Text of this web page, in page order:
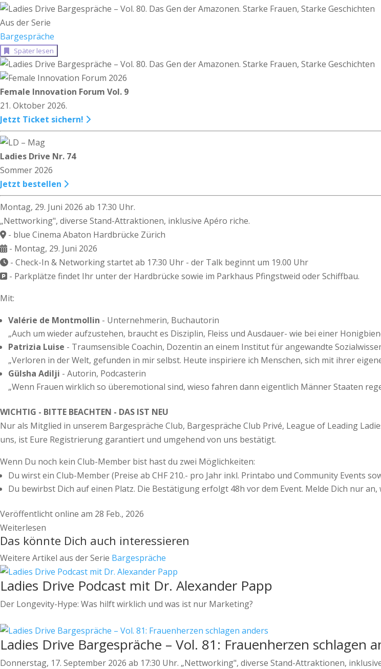
Aus der Serie
Bargespräche
Später lesen
Female Innovation Forum Vol. 9
21. Oktober 2026.
Jetzt Ticket sichern!
Ladies Drive Nr. 74
Sommer 2026
Jetzt bestellen
Montag, 29. Juni 2026 ab 17:30 Uhr.
„Nettworking", diverse Stand-Attraktionen, inklusive Apéro riche.
- blue Cinema Abaton Hardbrücke Zürich
- Montag, 29. Juni 2026
- Check-In & Networking startet ab 17:30 Uhr - der Talk beginnt um 19.00 Uhr
- Parkplätze findet Ihr unter der Hardbrücke sowie im Parkhaus Pfingstweid oder Schiffbau.
Mit:
Valérie de Montmollin - Unternehmerin, Buchautorin
„Auch um wieder aufzustehen, braucht es Disziplin, Fleiss und Ausdauer- wie bei einer
Patrizia Luise - Traumsensible Coachin, Dozentin an einem Institut für angewandte
„Verloren in der Welt, gefunden in mir selbst. Heute inspiriere ich Menschen, sich mit ihrer
Gülsha Adilji - Autorin, Podcasterin
„Wenn Frauen wirklich so überemotional sind, wieso fahren dann eigentlich Männer Staaten
WICHTIG - BITTE BEACHTEN - DAS IST NEU
Nur als Mitglied in unserem Bargespräche Club, Bargespräche Club Privé, League of Leading
uns, ist Eure Registrierung garantiert und umgehend von uns bestätigt.
​Wenn Du noch kein Club-Member bist hast du zwei Möglichkeiten:
​Du wirst ein Club-Member (Preise ab CHF 210.- pro Jahr inkl. Printabo und Community Events
​Du bewirbst Dich auf einen Platz. Die Bestätigung erfolgt 48h vor dem Event. Melde Dich nur
Veröffentlicht online am 28 Feb., 2026
Weiterlesen
Das könnte Dich auch interessieren
Weitere Artikel aus der Serie Bargespräche
Ladies Drive Podcast mit Dr. Alexander Papp
Der Longevity-Hype: Was hilft wirklich und was ist nur Marketing?
Ladies Drive Bargespräche – Vol. 81: Frauenherzen schlagen
Donnerstag, 17. September 2026 ab 17:30 Uhr. „Nettworking", diverse Stand-Attraktionen,